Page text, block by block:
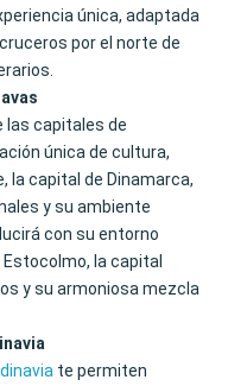
única, adaptada
por el norte de
las capitales de
única de cultura,
la capital de Dinamarca,
y su ambiente
con su entorno
la capital
y su armoniosa mezcla
te permiten